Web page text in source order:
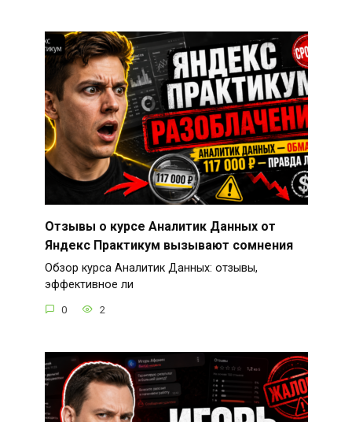
Отзывы о курсе Аналитик Данных от
Яндекс Практикум вызывают сомнения
Обзор курса Аналитик Данных: отзывы,
эффективное ли
0 2